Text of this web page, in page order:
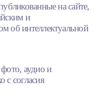
на сайте,
и
об интеллектуальной
аудио и
с согласия